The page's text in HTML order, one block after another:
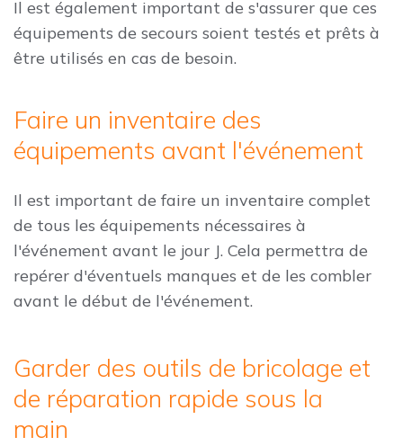
Il est également important de s'assurer que ces
équipements de secours soient testés et prêts à
être utilisés en cas de besoin.
Faire un inventaire des
équipements avant l'événement
Il est important de faire un inventaire complet
de tous les équipements nécessaires à
l'événement avant le jour J. Cela permettra de
repérer d'éventuels manques et de les combler
avant le début de l'événement.
Garder des outils de bricolage et
de réparation rapide sous la
main